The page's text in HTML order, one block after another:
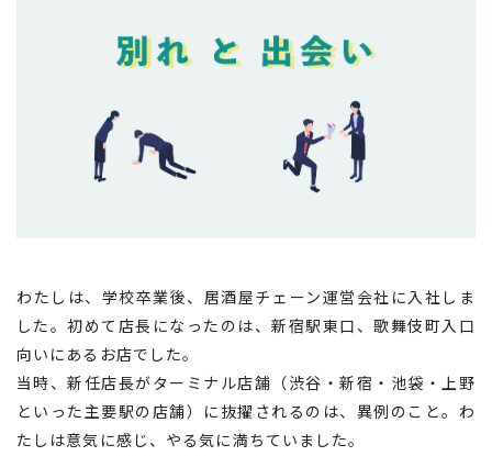
求人を探す ブックマーク
求人閲覧履歴 新着求人一覧
新規登録
よくあるご質問
道央エリア
道東エリア
釧路・根室エリア
道北・旭川エリア
稚内・留萌エリア
道南エリア
フルリモート
わたしは、学校卒業後、居酒屋チェーン運営会社に入社しま
した。初めて店長になったのは、新宿駅東口、歌舞伎町入口
向いにあるお店でした。
当時、新任店長がターミナル店舗（渋谷・新宿・池袋・上野
といった主要駅の店舗）に抜擢されるのは、異例のこと。わ
たしは意気に感じ、やる気に満ちていました。